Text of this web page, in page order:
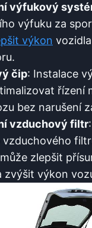
výfukový
výfuku za
výkon
čip: Instalace
řízení
bez narušení
vzduchový filtr
vzduchového
zlepšit
zvýšit výkon